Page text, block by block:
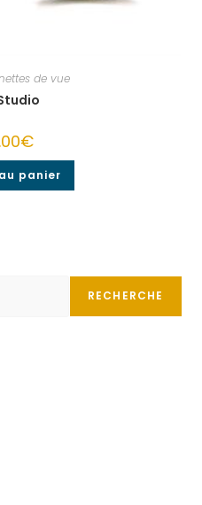
de vue
€
panier
RECHERCHE